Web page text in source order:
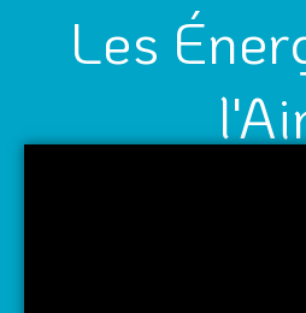
Les